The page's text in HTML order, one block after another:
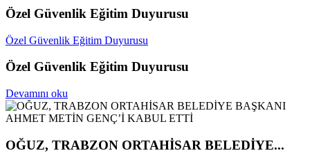
Özel Güvenlik Eğitim Duyurusu
Özel Güvenlik Eğitim Duyurusu
Özel Güvenlik Eğitim Duyurusu
Devamını oku
OĞUZ, TRABZON ORTAHİSAR BELEDİYE...